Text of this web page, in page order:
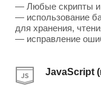
— Любые скрипты и
— использование
для хранения,
— исправление
JavaScript